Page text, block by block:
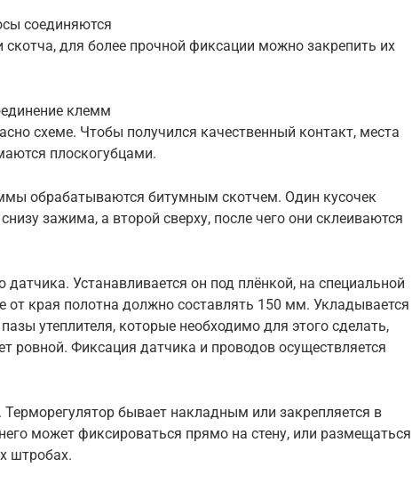
соединяются
для более прочной фиксации можно закрепить их
клемм
схеме. Чтобы получился качественный контакт, места
плоскогубцами.
обрабатываются битумным скотчем. Один кусочек
зажима, а второй сверху, после чего они склеиваются
датчика. Устанавливается он под плёнкой, на специальной
от края полотна должно составлять 150 мм. Укладывается
утеплителя, которые необходимо для этого сделать,
ровной. Фиксация датчика и проводов осуществляется
бывает накладным или закрепляется в
может фиксироваться прямо на стену, или размещаться
штробах.